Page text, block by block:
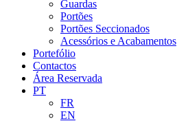
Guardas
Portões
Portões Seccionados
Acessórios e Acabamentos
Portefólio
Contactos
Área Reservada
PT
FR
EN